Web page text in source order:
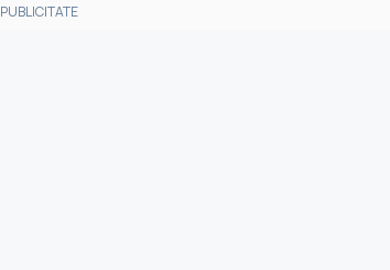
PUBLICITATE